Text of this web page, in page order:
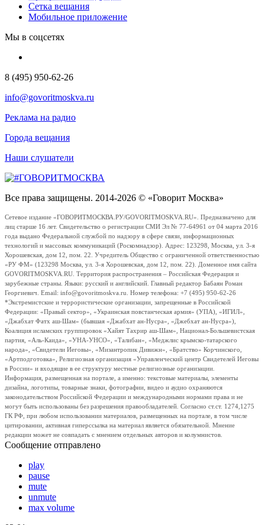
Сетка вещания
Мобильное приложение
Мы в соцсетях
8 (495) 950-62-26
info@govoritmoskva.ru
Реклама на радио
Города вещания
Наши слушатели
Все права защищены. 2014-2026 © «Говорит Москва»
Сетевое издание «ГОВОРИТМОСКВА.РУ/GOVORITMOSKVA.RU». Предназначено для
лиц старше 16 лет. Свидетельство о регистрации СМИ Эл № 77-64961 от 04 марта 2016
года выдано Федеральной службой по надзору в сфере связи, информационных
технологий и массовых коммуникаций (Роскомнадзор). Адрес: 123298, Москва, ул. 3-я
Хорошевская, дом 12, пом. 22. Учредитель Общество с ограниченной ответственностью
«РУ ФМ» (123298 Москва, ул. 3-я Хорошевская, дом 12, пом. 22). Доменное имя сайта
GOVORITMOSKVA.RU. Территория распространения – Российская Федерация и
зарубежные страны. Языки: русский и английский. Главный редактор Бабаян Роман
Георгиевич. Email: info@govoritmoskva.ru. Номер телефона: +7 (495) 950-62-26
*Экстремистские и террористические организации, запрещенные в Российской
Федерации: «Правый сектор», «Украинская повстанческая армия» (УПА), «ИГИЛ»,
«Джабхат Фатх аш-Шам» (бывшая «Джабхат ан-Нусра», «Джебхат ан-Нусра»),
Коалиция исламских группировок «Хайят Тахрир аш-Шам», Национал-Большевистская
партия, «Аль-Каида», «УНА-УНСО», «Талибан», «Меджлис крымско-татарского
народа», «Свидетели Иеговы», «Мизантропик Дивижн», «Братство» Корчинского,
«Артподготовка», Религиозная организация «Управленческий центр Свидетелей Иеговы
в России» и входящие в ее структуру местные религиозные организации.
Информация, размещенная на портале, а именно: текстовые материалы, элементы
дизайна, логотипы, товарные знаки, фотографии, видео и аудио охраняются
законодательством Российской Федерации и международными нормами права и не
могут быть использованы без разрешения правообладателей. Согласно ст.ст. 1274,1275
ГК РФ, при любом использовании материалов, размещенных на портале, в том числе
цитировании, активная гиперссылка на материал является обязательной. Мнение
редакции может не совпадать с мнением отдельных авторов и колумнистов.
Сообщение отправлено
play
pause
mute
unmute
max volume